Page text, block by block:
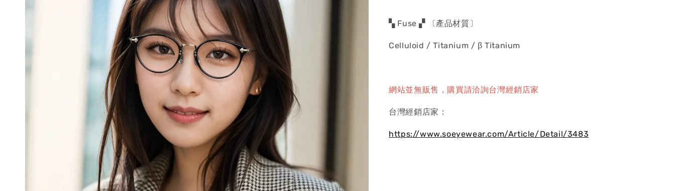
▚ Fuse ▞ 〔產品材質〕
Celluloid / Titanium / β Titanium
網站並無販售，購買請洽詢台灣經銷店家
台灣經銷店家：
https://www.soeyewear.com/Article/Detail/3483